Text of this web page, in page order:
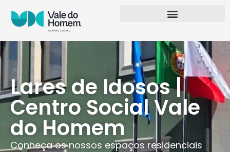
Lares de Idosos |
Centro Social Vale
do Homem
Conheça os nossos espaços residenciais